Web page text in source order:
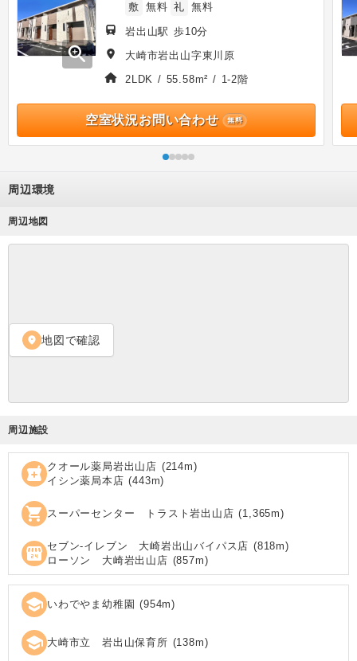
zoom_in
敷 無料 礼 無料
岩出山駅 歩10分
大崎市岩出山字東川原
2LDK / 55.58m² / 1-2階
空室状況お問い合わせ 無料
周辺環境
周辺地図
location_on 地図で確認
周辺施設
local_pharmacy クオール薬局岩出山店 (214m)
イシン薬局本店 (443m)
shopping_cart スーパーセンター トラスト岩出山店 (1,365m)
local_convenience_store セブン‐イレブン 大崎岩出山バイパス店 (818m)
ローソン 大崎岩出山店 (857m)
school いわでやま幼稚園 (954m)
school 大崎市立 岩出山保育所 (138m)